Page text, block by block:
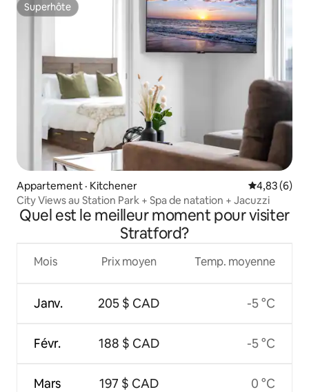
Superhôte
Superhôte
Appartement · Kitchener Note
4,83 (6)
City Views au Station Park + Spa de natation + Jacuzzi
Quel est le meilleur moment pour visiter
Stratford?
Mois
Janv.
Févr.
Mars
Prix moyen
205 $ CAD
188 $ CAD
197 $ CAD
Temp. moyenne
-5 °C
-5 °C
0 °C